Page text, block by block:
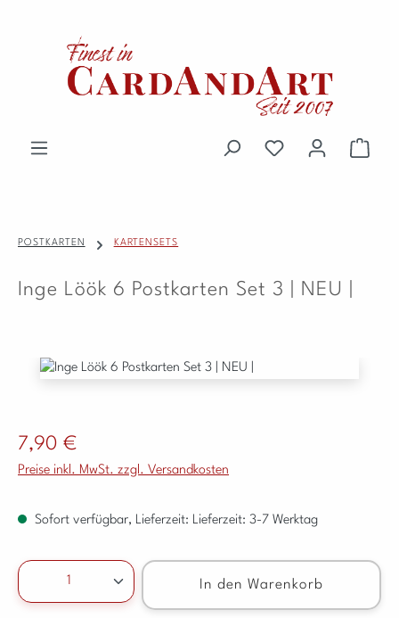
Du hast 0 Produkte
POSTKARTEN KARTENSETS
Inge Löök 6 Postkarten Set 3 | NEU |
Bildergalerie überspringen
Regulärer Preis:
7,90 €
Preise inkl. MwSt. zzgl. Versandkosten
Sofort verfügbar, Lieferzeit: Lieferzeit: 3-7 Werktag
Produkt Anzahl: Gib den gewünschten Wert ein
In den Warenkorb